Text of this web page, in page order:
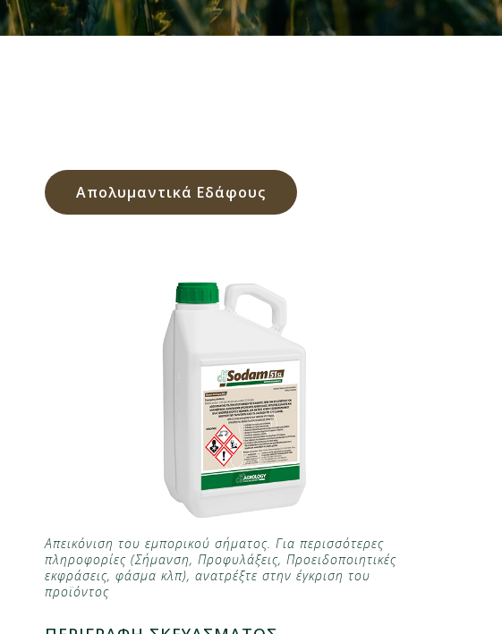
Απολυμαντικά Εδάφους
Απεικόνιση του εμπορικού σήματος. Για περισσότερες
πληροφορίες (Σήμανση, Προφυλάξεις, Προειδοποιητικές
εκφράσεις, φάσμα κλπ), ανατρέξτε στην έγκριση του
προϊόντος